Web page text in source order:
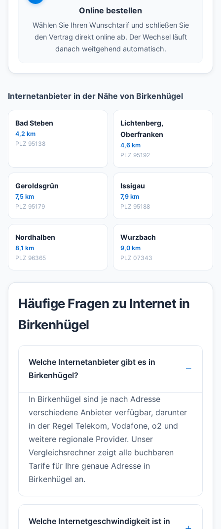
Online bestellen
Wählen Sie Ihren Wunschtarif und schließen Sie
den Vertrag direkt online ab. Der Wechsel läuft
danach weitgehend automatisch.
Internetanbieter in der Nähe von Birkenhügel
Bad Steben
4,2 km
PLZ 95138
Lichtenberg,
Oberfranken
4,6 km
PLZ 95192
Geroldsgrün
7,5 km
PLZ 95179
Issigau
7,9 km
PLZ 95188
Nordhalben
8,1 km
PLZ 96365
Wurzbach
9,0 km
PLZ 07343
Häufige Fragen zu Internet in
Birkenhügel
Welche Internetanbieter gibt es in
Birkenhügel?
In Birkenhügel sind je nach Adresse
verschiedene Anbieter verfügbar, darunter
in der Regel Telekom, Vodafone, o2 und
weitere regionale Provider. Unser
Vergleichsrechner zeigt alle buchbaren
Tarife für Ihre genaue Adresse in
Birkenhügel an.
Welche Internetgeschwindigkeit ist in